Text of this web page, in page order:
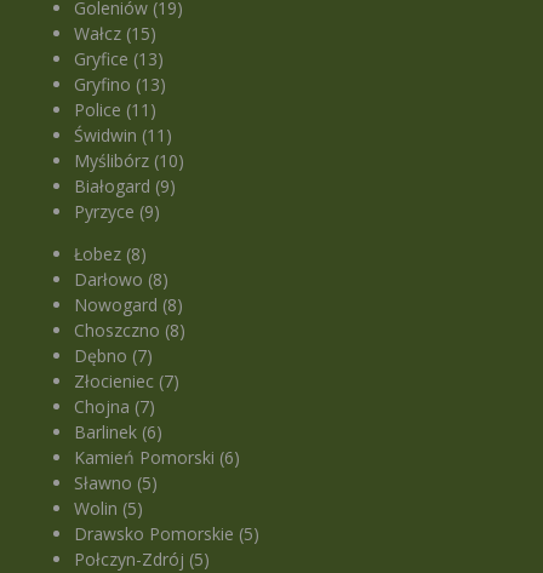
Goleniów (19)
Wałcz (15)
Gryfice (13)
Gryfino (13)
Police (11)
Świdwin (11)
Myślibórz (10)
Białogard (9)
Pyrzyce (9)
Łobez (8)
Darłowo (8)
Nowogard (8)
Choszczno (8)
Dębno (7)
Złocieniec (7)
Chojna (7)
Barlinek (6)
Kamień Pomorski (6)
Sławno (5)
Wolin (5)
Drawsko Pomorskie (5)
Połczyn-Zdrój (5)